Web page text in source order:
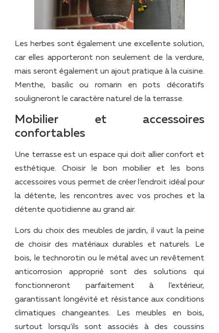
Les herbes sont également une excellente solution,
car elles apporteront non seulement de la verdure,
mais seront également un ajout pratique à la cuisine.
Menthe, basilic ou romarin en pots décoratifs
souligneront le caractère naturel de la terrasse.
Mobilier et accessoires
confortables
Une terrasse est un espace qui doit allier confort et
esthétique. Choisir le bon mobilier et les bons
accessoires vous permet de créer l’endroit idéal pour
la détente, les rencontres avec vos proches et la
détente quotidienne au grand air.
Lors du choix des meubles de jardin, il vaut la peine
de choisir des matériaux durables et naturels. Le
bois, le technorotin ou le métal avec un revêtement
anticorrosion approprié sont des solutions qui
fonctionneront parfaitement à l’extérieur,
garantissant longévité et résistance aux conditions
climatiques changeantes. Les meubles en bois,
surtout lorsqu’ils sont associés à des coussins